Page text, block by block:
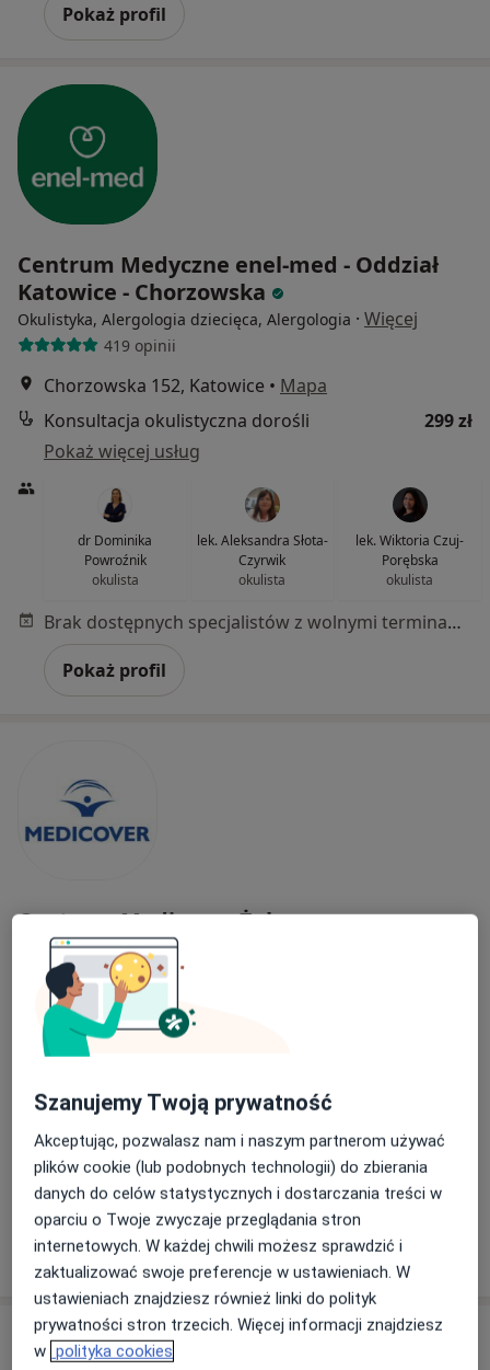
Pokaż profil
Centrum Medyczne enel-med - Oddział
Katowice - Chorzowska
Okulistyka, Alergologia dziecięca, Alergologia · Więcej
419 opinii
Chorzowska 152, Katowice • Mapa
Konsultacja okulistyczna dorośli
299 zł
Pokaż więcej usług
dr Dominika
Powroźnik
okulista
lek. Aleksandra Słota-
Czyrwik
okulista
lek. Wiktoria Czuj-
Porębska
okulista
Brak dostępnych specjalistów z wolnymi terminami w tym centrum medycznym.
Pokaż profil
Centrum Medicover Żelazna
Okulistyka, Chirurgia, Chirurgia klatki piersiowej
67 opinii
Żelazna 4, Katowice
Konsultacja okulistyczna
lek. Olga Ritter-Pasek
okulista
Pokaż profil
Szanujemy Twoją prywatność
Akceptując, pozwalasz nam i naszym partnerom używać
plików cookie (lub podobnych technologii) do zbierania
danych do celów statystycznych i dostarczania treści w
oparciu o Twoje zwyczaje przeglądania stron
internetowych. W każdej chwili możesz sprawdzić i
zaktualizować swoje preferencje w ustawieniach. W
ustawieniach znajdziesz również linki do polityk
prywatności stron trzecich. Więcej informacji znajdziesz
w polityka cookies